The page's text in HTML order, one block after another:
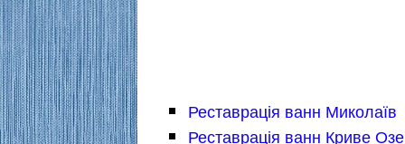
Реставрація ванн Миколаїв
Реставрація ванн Криве